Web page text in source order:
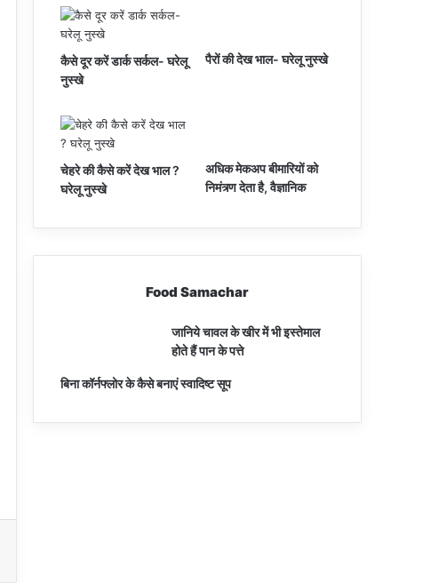
कैसे दूर करें डार्क सर्कल- घरेलू
नुस्खे
पैरों की देख भाल- घरेलू नुस्खे
चेहरे की कैसे करें देख भाल ?
घरेलू नुस्खे
अधिक मेकअप बीमारियों को
निमंत्र्ण देता है, वैज्ञानिक
Food Samachar
जानिये चावल के खीर में भी इस्तेमाल
होते हैं पान के पत्ते
बिना कॉर्नफ्लोर के कैसे बनाएं स्वादिष्ट सूप